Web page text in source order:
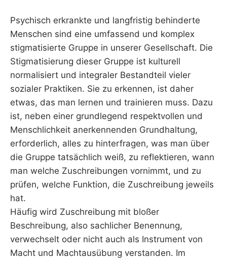
Psychisch erkrankte und langfristig behinderte
Menschen sind eine umfassend und komplex
stigmatisierte Gruppe in unserer Gesellschaft. Die
Stigmatisierung dieser Gruppe ist kulturell
normalisiert und integraler Bestandteil vieler
sozialer Praktiken. Sie zu erkennen, ist daher
etwas, das man lernen und trainieren muss. Dazu
ist, neben einer grundlegend respektvollen und
Menschlichkeit anerkennenden Grundhaltung,
erforderlich, alles zu hinterfragen, was man über
die Gruppe tatsächlich weiß, zu reflektieren, wann
man welche Zuschreibungen vornimmt, und zu
prüfen, welche Funktion, die Zuschreibung jeweils
hat.
Häufig wird Zuschreibung mit bloßer
Beschreibung, also sachlicher Benennung,
verwechselt oder nicht auch als Instrument von
Macht und Machtausübung verstanden. Im